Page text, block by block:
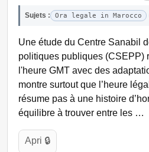
Sujets : Ora legale in Marocco
Une étude du Centre Sanabil
politiques publiques (CSEPP)
l'heure GMT avec des
montre surtout que l’heure
résume pas à une histoire
équilibre à trouver entre les …
Apri 🔒